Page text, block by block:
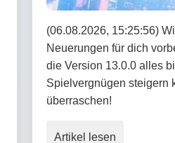
(06.08.2026, 15:25:56)
Neuerungen für dich
die Version 13.0.0 alles
Spielvergnügen steigern
überraschen!
Artikel lesen